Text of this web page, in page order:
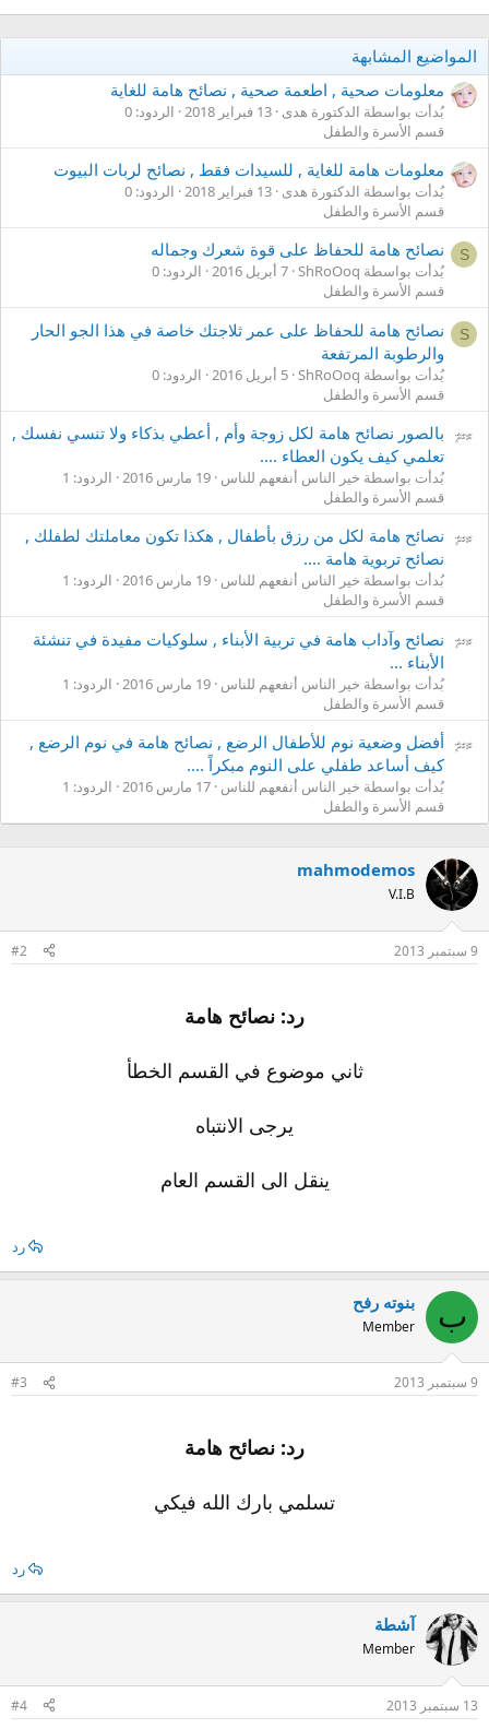
المواضيع المشابهة
معلومات صحية , اطعمة صحية , نصائح هامة للغاية
بُدأت بواسطة الدكتورة هدى 13 فبراير 2018
الردود: 0
قسم الأسرة والطفل
معلومات هامة للغاية , للسيدات فقط , نصائح لربات البيوت
بُدأت بواسطة الدكتورة هدى 13 فبراير 2018
الردود: 0
قسم الأسرة والطفل
S نصائح هامة للحفاظ على قوة شعرك وجماله
بُدأت بواسطة ShRoOoq 7 أبريل 2016
الردود: 0
قسم الأسرة والطفل
S
نصائح هامة للحفاظ على عمر ثلاجتك خاصة في هذا الجو الحار
والرطوبة المرتفعة
بُدأت بواسطة ShRoOoq 5 أبريل 2016
الردود: 0
قسم الأسرة والطفل
بالصور نصائح هامة لكل زوجة وأم , أعطي بذكاء ولا تنسي نفسك ,
تعلمي كيف يكون العطاء ....
بُدأت بواسطة خير الناس أنفعهم للناس 19 مارس 2016
الردود: 1
قسم الأسرة والطفل
نصائح هامة لكل من رزق بأطفال , هكذا تكون معاملتك لطفلك ,
نصائح تربوية هامة ....
بُدأت بواسطة خير الناس أنفعهم للناس 19 مارس 2016
الردود: 1
قسم الأسرة والطفل
نصائح وآداب هامة في تربية الأبناء , سلوكيات مفيدة في تنشئة
الأبناء ...
بُدأت بواسطة خير الناس أنفعهم للناس 19 مارس 2016
الردود: 1
قسم الأسرة والطفل
أفضل وضعية نوم للأطفال الرضع , نصائح هامة في نوم الرضع ,
كيف أساعد طفلي على النوم مبكراً ....
بُدأت بواسطة خير الناس أنفعهم للناس 17 مارس 2016
الردود: 1
قسم الأسرة والطفل
mahmodemos
V.I.B
9 سبتمبر 2013 #2
رد: نصائح هامة
ثاني موضوع في القسم الخطأ
يرجى الانتباه
ينقل الى القسم العام
رد
ب بنوته رفح
Member
9 سبتمبر 2013 #3
رد: نصائح هامة
تسلمي بارك الله فيكي
رد
آشطة
Member
13 سبتمبر 2013 #4